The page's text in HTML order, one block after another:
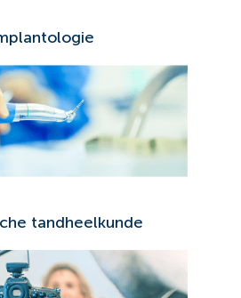
tandheelkunde